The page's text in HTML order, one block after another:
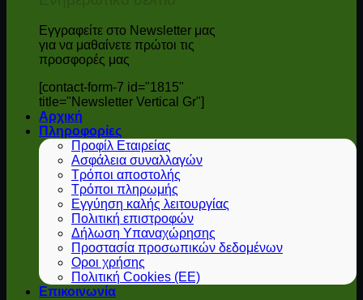
Εγγραφείτε στο Newsletter μας
για να μαθαίνετε πρώτοι τις
προσφορές μας
[contact-form-7 id="1815"
title="Newsletter Vertical Gr"]
Αρχική
Πληροφορίες
Προφίλ Εταιρείας
Ασφάλεια συναλλαγών
Τρόποι αποστολής
Τρόποι πληρωμής
Εγγύηση καλής λειτουργίας
Πολιτική επιστροφών
Δήλωση Υπαναχώρησης
Προστασία προσωπικών δεδομένων
Οροι χρήσης
Πολιτική Cookies (ΕΕ)
Επικοινωνία